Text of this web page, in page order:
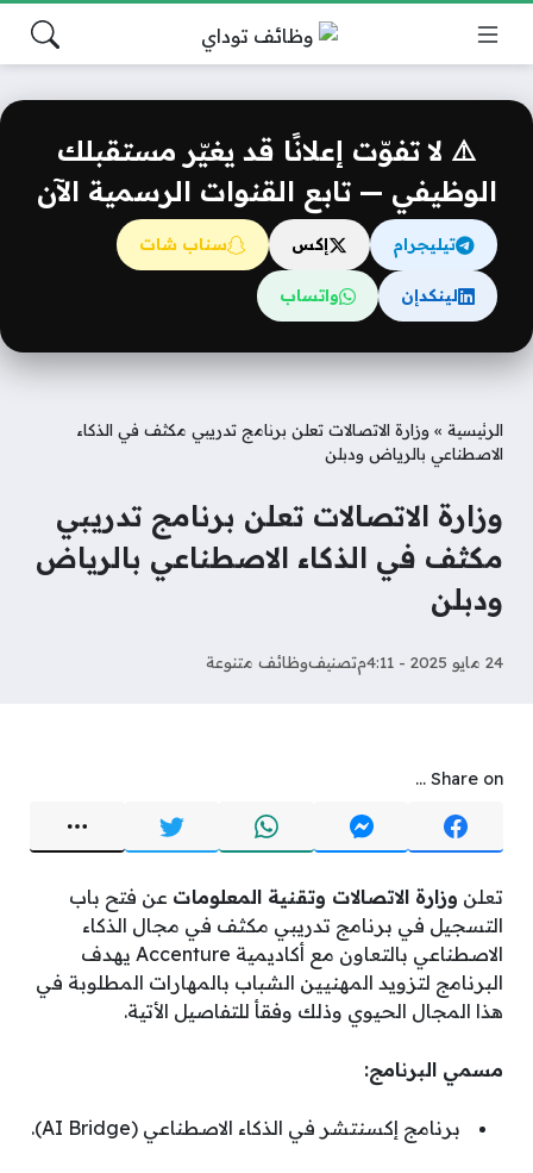
⚠️ لا تفوّت إعلانًا قد يغيّر مستقبلك
الوظيفي — تابع القنوات الرسمية الآن
تيليجرام إكس سناب شات
لينكدإن واتساب
الرئيسية » وزارة الاتصالات تعلن برنامج تدريبي مكثف في الذكاء
الاصطناعي بالرياض ودبلن
وزارة الاتصالات تعلن برنامج تدريبي
مكثف في الذكاء الاصطناعي بالرياض
ودبلن
24 مايو 2025 - 4:11م تصنيفوظائف متنوعة
Share on ...
تعلن وزارة الاتصالات وتقنية المعلومات عن فتح باب
التسجيل في برنامج تدريبي مكثف في مجال الذكاء
الاصطناعي بالتعاون مع أكاديمية Accenture يهدف
البرنامج لتزويد المهنيين الشباب بالمهارات المطلوبة في
هذا المجال الحيوي وذلك وفقأ للتفاصيل الأتية.
مسمي البرنامج:
برنامج إكسنتشر في الذكاء الاصطناعي (AI Bridge).